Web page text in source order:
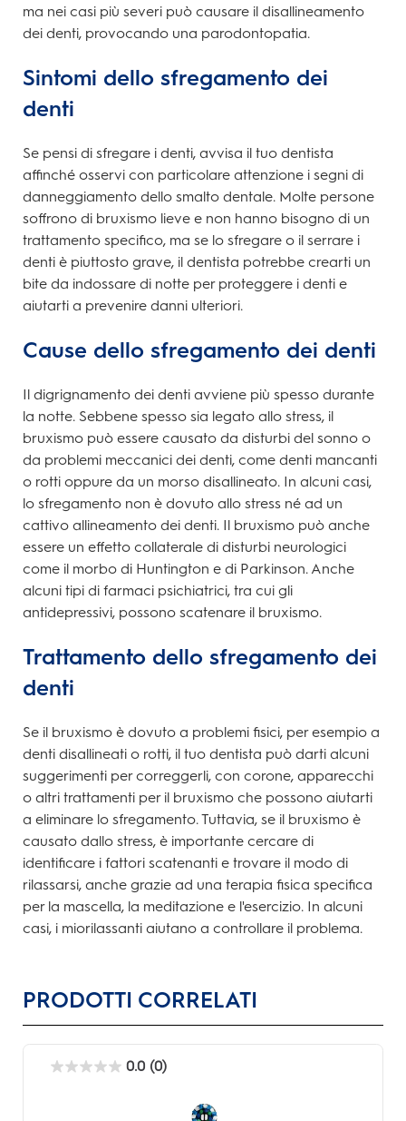
ma nei casi più severi può causare il disallineamento
dei denti, provocando una parodontopatia.
Sintomi dello sfregamento dei
denti
Se pensi di sfregare i denti, avvisa il tuo dentista
affinché osservi con particolare attenzione i segni di
danneggiamento dello smalto dentale. Molte persone
soffrono di bruxismo lieve e non hanno bisogno di un
trattamento specifico, ma se lo sfregare o il serrare i
denti è piuttosto grave, il dentista potrebbe crearti un
bite da indossare di notte per proteggere i denti e
aiutarti a prevenire danni ulteriori.
Cause dello sfregamento dei denti
Il digrignamento dei denti avviene più spesso durante
la notte. Sebbene spesso sia legato allo stress, il
bruxismo può essere causato da disturbi del sonno o
da problemi meccanici dei denti, come denti mancanti
o rotti oppure da un morso disallineato. In alcuni casi,
lo sfregamento non è dovuto allo stress né ad un
cattivo allineamento dei denti. Il bruxismo può anche
essere un effetto collaterale di disturbi neurologici
come il morbo di Huntington e di Parkinson. Anche
alcuni tipi di farmaci psichiatrici, tra cui gli
antidepressivi, possono scatenare il bruxismo.
Trattamento dello sfregamento dei
denti
Se il bruxismo è dovuto a problemi fisici, per esempio a
denti disallineati o rotti, il tuo dentista può darti alcuni
suggerimenti per correggerli, con corone, apparecchi
o altri trattamenti per il bruxismo che possono aiutarti
a eliminare lo sfregamento. Tuttavia, se il bruxismo è
causato dallo stress, è importante cercare di
identificare i fattori scatenanti e trovare il modo di
rilassarsi, anche grazie ad una terapia fisica specifica
per la mascella, la meditazione e l'esercizio. In alcuni
casi, i miorilassanti aiutano a controllare il problema.
PRODOTTI CORRELATI
0.0 (0)
0.0